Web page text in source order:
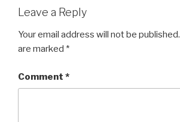
Leave a Reply
Your email address will not be published.
are marked *
Comment *